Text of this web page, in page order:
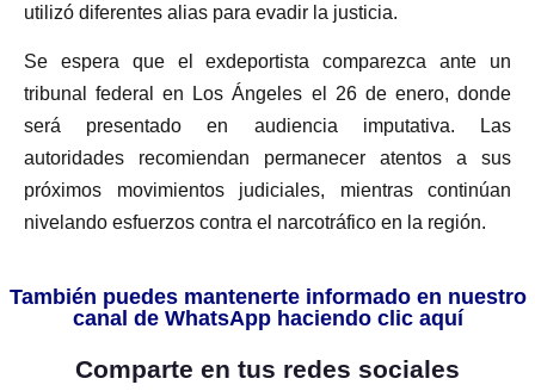
utilizó diferentes alias para evadir la justicia.
Se espera que el exdeportista comparezca ante un
tribunal federal en Los Ángeles el 26 de enero, donde
será presentado en audiencia imputativa. Las
autoridades recomiendan permanecer atentos a sus
próximos movimientos judiciales, mientras continúan
nivelando esfuerzos contra el narcotráfico en la región.
También puedes mantenerte informado en nuestro
canal de WhatsApp haciendo clic aquí
Comparte en tus redes sociales